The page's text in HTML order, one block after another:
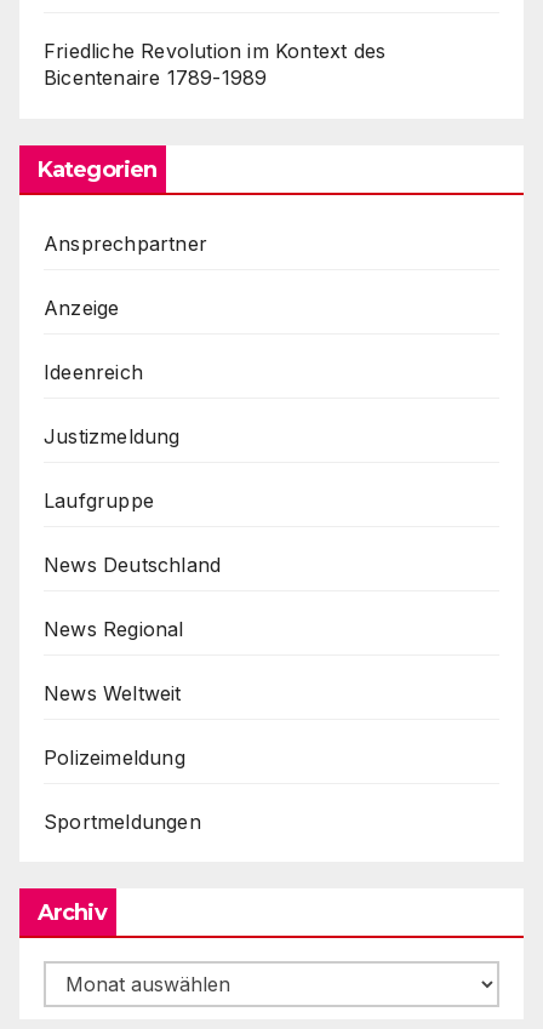
Friedliche Revolution im Kontext des
Bicentenaire 1789-1989
Kategorien
Ansprechpartner
Anzeige
Ideenreich
Justizmeldung
Laufgruppe
News Deutschland
News Regional
News Weltweit
Polizeimeldung
Sportmeldungen
Archiv
Archiv